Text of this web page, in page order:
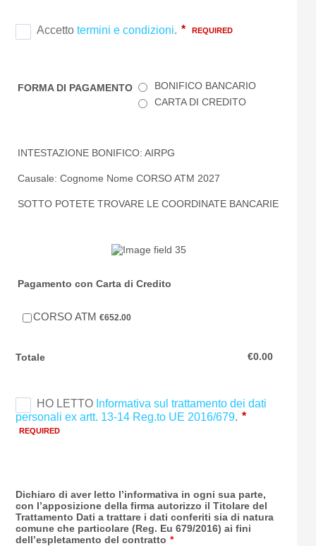
FORMA DI PAGAMENTO
BONIFICO BANCARIO
CARTA DI CREDITO
INTESTAZIONE BONIFICO: AIRPG
Causale: Cognome Nome CORSO ATM 2027
SOTTO POTETE TROVARE LE COORDINATE BANCARIE
Pagamento con Carta di Credito
CORSO ATM €652.00
€652.00
Totale €0.00
€0.00
Dichiaro di aver letto l’informativa in ogni sua parte,
con l’apposizione della firma autorizzo il Titolare del
Trattamento Dati a trattare i dati conferiti sia di natura
comune che particolare (Reg. Eu 679/2016) ai fini
dell’espletamento del contratto *